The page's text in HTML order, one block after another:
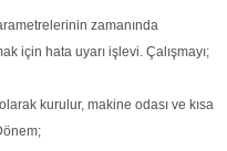
zamanında
için hata uyarı işlevi. Çalışmayı;
kurulur, makine odası ve kısa